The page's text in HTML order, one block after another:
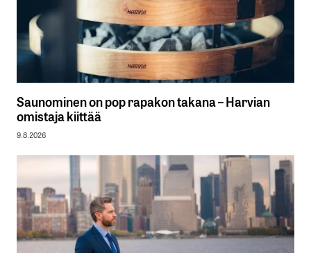
Saunominen on pop rapakon takana – Harvian
omistaja kiittää
9.8.2026